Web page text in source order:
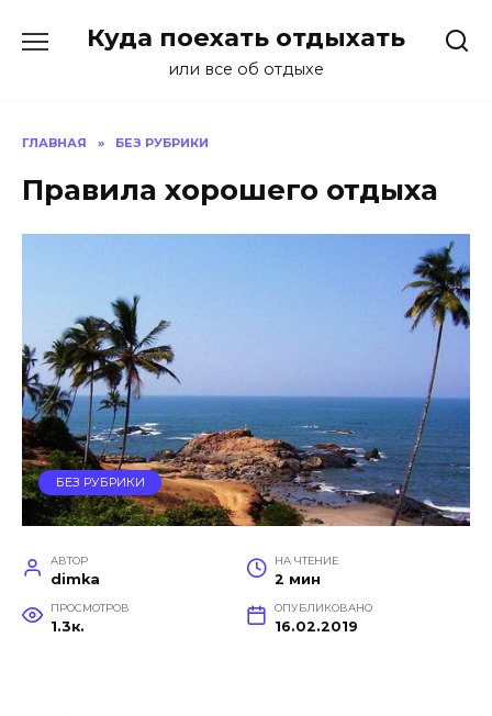
Куда поехать отдыхать
или все об отдыхе
ГЛАВНАЯ » БЕЗ РУБРИКИ
Правила хорошего отдыха
БЕЗ РУБРИКИ
АВТОР
dimka
НА ЧТЕНИЕ
2 мин
ПРОСМОТРОВ
1.3к.
ОПУБЛИКОВАНО
16.02.2019